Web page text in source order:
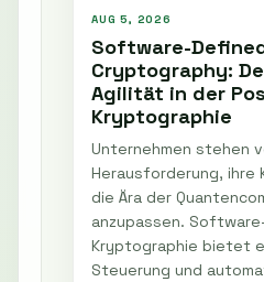
AUG 5, 2026
Software-
Cryptography:
Agilität in der
Kryptographie
Unternehmen stehen
Herausforderung, ihre
die Ära der
anzupassen.
Kryptographie bietet
Steuerung und